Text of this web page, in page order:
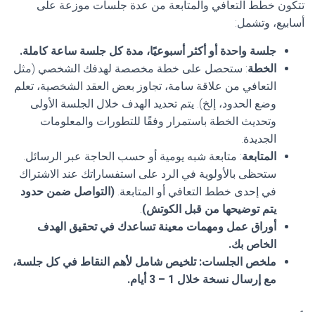
تتكون خطط التعافي والمتابعة من عدة جلسات موزعة على
أسابيع، وتشمل:
جلسة واحدة أو أكثر أسبوعيًا، مدة كل جلسة ساعة كاملة.
الخطة: ستحصل على خطة مخصصة لهدفك الشخصي (مثل
التعافي من علاقة سامة، تجاوز بعض العقد الشخصية، تعلم
وضع الحدود، إلخ). يتم تحديد الهدف خلال الجلسة الأولى
وتحديث الخطة باستمرار وفقًا للتطورات والمعلومات
الجديدة.
المتابعة: متابعة شبه يومية أو حسب الحاجة عبر الرسائل.
ستحظى بالأولوية في الرد على استفساراتك عند الاشتراك
في إحدى خطط التعافي أو المتابعة. (التواصل ضمن حدود
يتم توضيحها من قبل الكوتش).
أوراق عمل ومهمات معينة تساعدك في تحقيق الهدف
الخاص بك.
ملخص الجلسات: تلخيص شامل لأهم النقاط في كل جلسة،
مع إرسال نسخة خلال 1 – 3 أيام.